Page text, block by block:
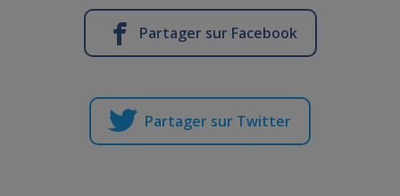
Partager sur Facebook
Partager sur Twitter